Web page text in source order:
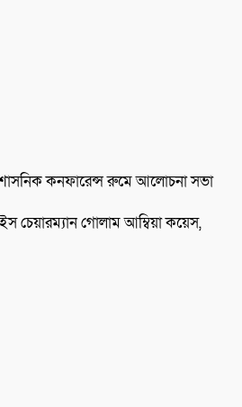
কনফারেন্স রুমে আলোচনা সভা
চেয়ারম্যান গোলাম আম্বিয়া কয়েস,